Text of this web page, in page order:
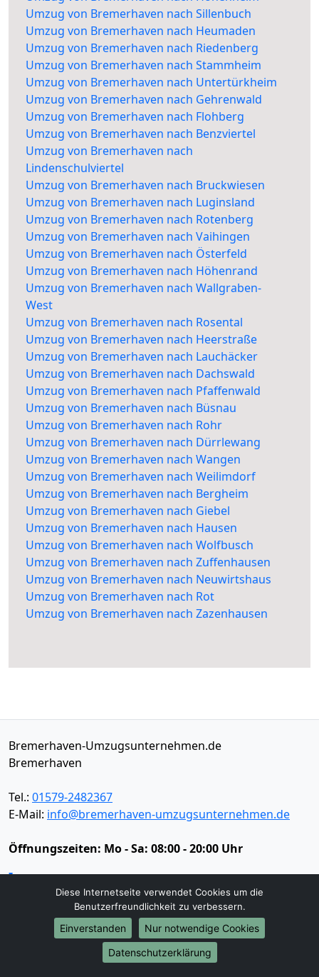
Umzug von Bremerhaven nach Sillenbuch
Umzug von Bremerhaven nach Heumaden
Umzug von Bremerhaven nach Riedenberg
Umzug von Bremerhaven nach Stammheim
Umzug von Bremerhaven nach Untertürkheim
Umzug von Bremerhaven nach Gehrenwald
Umzug von Bremerhaven nach Flohberg
Umzug von Bremerhaven nach Benzviertel
Umzug von Bremerhaven nach
Lindenschulviertel
Umzug von Bremerhaven nach Bruckwiesen
Umzug von Bremerhaven nach Luginsland
Umzug von Bremerhaven nach Rotenberg
Umzug von Bremerhaven nach Vaihingen
Umzug von Bremerhaven nach Österfeld
Umzug von Bremerhaven nach Höhenrand
Umzug von Bremerhaven nach Wallgraben-
West
Umzug von Bremerhaven nach Rosental
Umzug von Bremerhaven nach Heerstraße
Umzug von Bremerhaven nach Lauchäcker
Umzug von Bremerhaven nach Dachswald
Umzug von Bremerhaven nach Pfaffenwald
Umzug von Bremerhaven nach Büsnau
Umzug von Bremerhaven nach Rohr
Umzug von Bremerhaven nach Dürrlewang
Umzug von Bremerhaven nach Wangen
Umzug von Bremerhaven nach Weilimdorf
Umzug von Bremerhaven nach Bergheim
Umzug von Bremerhaven nach Giebel
Umzug von Bremerhaven nach Hausen
Umzug von Bremerhaven nach Wolfbusch
Umzug von Bremerhaven nach Zuffenhausen
Umzug von Bremerhaven nach Neuwirtshaus
Umzug von Bremerhaven nach Rot
Umzug von Bremerhaven nach Zazenhausen
Bremerhaven-Umzugsunternehmen.de
Bremerhaven
Tel.: 01579-2482367
E-Mail: info@bremerhaven-umzugsunternehmen.de
Öffnungszeiten: Mo - Sa: 08:00 - 20:00 Uhr
Impressum
Datenschutz
Umzugsservice
Diese Internetseite verwendet Cookies um die
Benutzerfreundlichkeit zu verbessern.
Einverstanden
Nur notwendige Cookies
Datenschutzerklärung